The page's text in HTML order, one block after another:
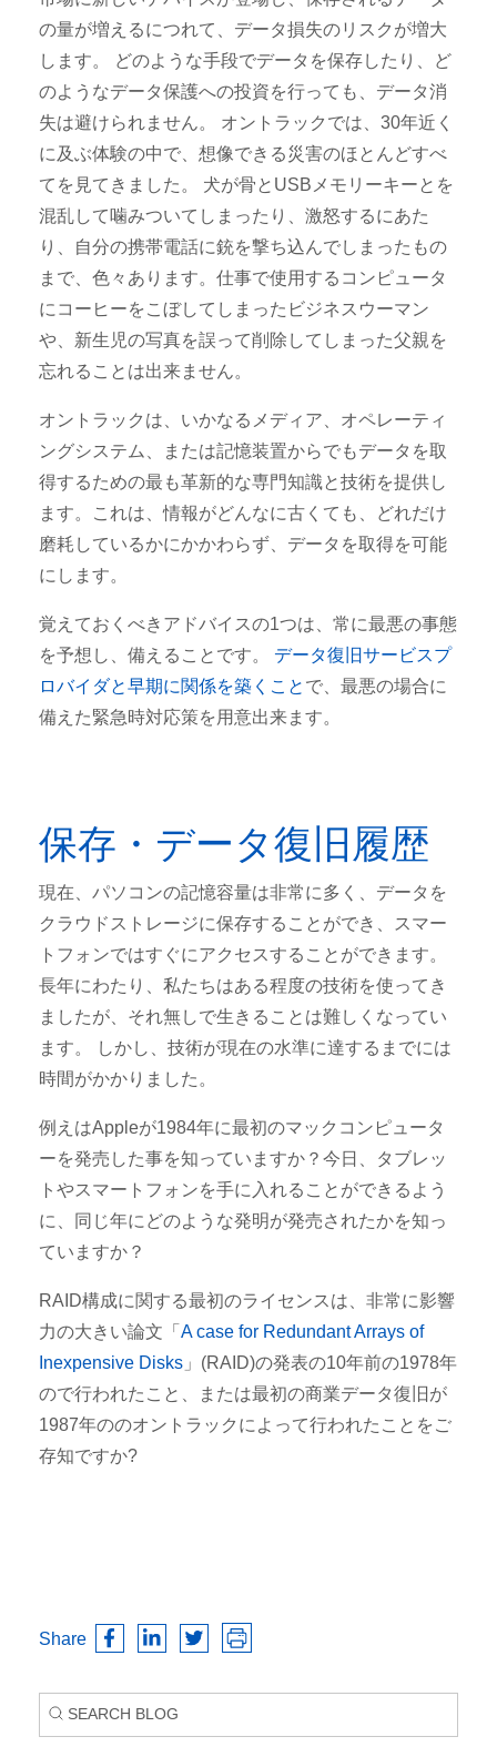
の量が増えるにつれて、データ損失のリスクが増大
します。 どのような手段でデータを保存したり、ど
のようなデータ保護への投資を行っても、データ消
失は避けられません。 オントラックでは、30年近く
に及ぶ体験の中で、想像できる災害のほとんどすべ
てを見てきました。 犬が骨とUSBメモリーキーとを
混乱して噛みついてしまったり、激怒するにあた
り、自分の携帯電話に銃を撃ち込んでしまったもの
まで、色々あります。仕事で使用するコンピュータ
にコーヒーをこぼしてしまったビジネスウーマン
や、新生児の写真を誤って削除してしまった父親を
忘れることは出来ません。
オントラックは、いかなるメディア 、オペレーティ
ングシステム、または記憶装置からでもデータを取
得するための最も革新的な専門知識と技術を提供し
ます。これは、情報がどんなに古くても、どれだけ
磨耗しているかにかかわらず、データを取得を可能
にします。
覚えておくべきアドバイスの1つは、常に最悪の事態
を予想し、備えることです。
データ復旧サービスプ
ロバイダと早期に関係を築くこと で、最悪の場合に
備えた緊急時対応策を用意出来ます。
保存・データ復旧履歴
現在、パソコンの記憶容量は非常に多く、データを
クラウドストレージに保存することができ、スマー
トフォンではすぐにアクセスすることができます。
長年にわたり、私たちはある程度の技術を使ってき
ましたが、それ無しで生きることは難しくなってい
ます。 しかし、技術が現在の水準に達するまでには
時間がかかりました。
例えはAppleが1984年に最初のマックコンピュータ
ーを発売した事を知っていますか？今日、タブレッ
トやスマートフォンを手に入れることができるよう
に、同じ年にどのような発明が発売されたかを知っ
ていますか？
RAID構成に関する最初のライセンスは、非常に影響
力の大きい論文「 A case for Redundant Arrays of
Inexpensive Disks 」(RAID)の発表の10年前の1978年
ので行われたこと、または最初の商業データ復旧が
1987年ののオントラックによって行われたことをご
存知ですか?
Share